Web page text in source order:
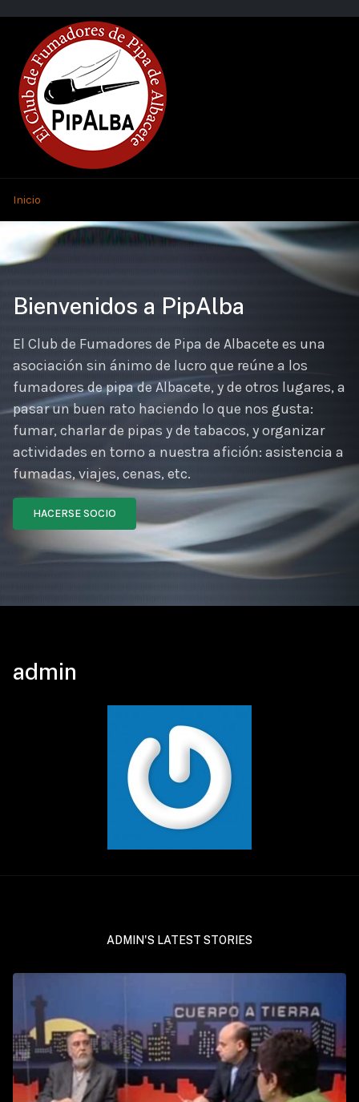
Inicio
Bienvenidos a PipAlba
El Club de Fumadores de Pipa de Albacete es una
asociación sin ánimo de lucro que reúne a los
fumadores de pipa de Albacete, y de otros lugares, a
pasar un buen rato haciendo lo que nos gusta:
fumar, charlar de pipas y de tabacos, y organizar
actividades en torno a nuestra afición: asistencia a
fumadas, viajes, cenas, etc.
HACERSE SOCIO
admin
ADMIN'S LATEST STORIES